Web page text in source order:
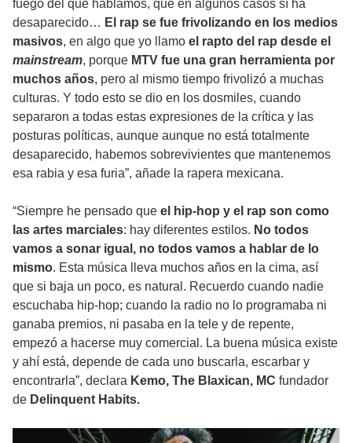
fuego del que hablamos, que en algunos casos sí ha
desaparecido… El rap se fue frivolizando en los medios
masivos, en algo que yo llamo el rapto del rap desde el
mainstream, porque MTV fue una gran herramienta por
muchos años, pero al mismo tiempo frivolizó a muchas
culturas. Y todo esto se dio en los dosmiles, cuando
separaron a todas estas expresiones de la crítica y las
posturas políticas, aunque aunque no está totalmente
desaparecido, habemos sobrevivientes que mantenemos
esa rabia y esa furia”, añade la rapera mexicana.
“Siempre he pensado que el hip-hop y el rap son como
las artes marciales: hay diferentes estilos. No todos
vamos a sonar igual, no todos vamos a hablar de lo
mismo. Esta música lleva muchos años en la cima, así
que si baja un poco, es natural. Recuerdo cuando nadie
escuchaba hip-hop; cuando la radio no lo programaba ni
ganaba premios, ni pasaba en la tele y de repente,
empezó a hacerse muy comercial. La buena música existe
y ahí está, depende de cada uno buscarla, escarbar y
encontrarla”, declara Kemo, The Blaxican, MC fundador
de Delinquent Habits.